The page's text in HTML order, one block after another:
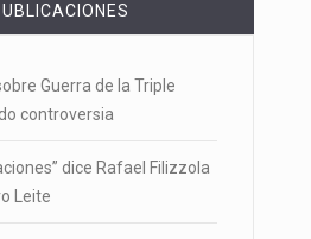
Guerra de la Triple
controversia
dice Rafael Filizzola
Leite